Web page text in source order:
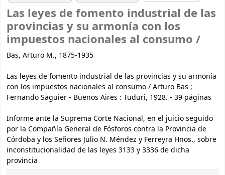
Las leyes de fomento industrial de las
provincias y su armonía con los
impuestos nacionales al consumo /
Bas, Arturo M., 1875-1935
Las leyes de fomento industrial de las provincias y su armonía
con los impuestos nacionales al consumo / Arturo Bas ;
Fernando Saguier - Buenos Aires : Tuduri, 1928. - 39 páginas
Informe ante la Suprema Corte Nacional, en el juicio seguido
por la Compañía General de Fósforos contra la Provincia de
Córdoba y los Señores Julio N. Méndez y Ferreyra Hnos., sobre
inconstitucionalidad de las leyes 3133 y 3336 de dicha
provincia